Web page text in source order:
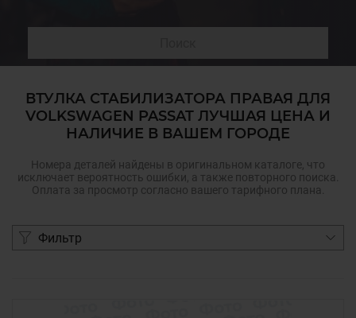
ВТУЛКА СТАБИЛИЗАТОРА ПРАВАЯ ДЛЯ
VOLKSWAGEN PASSAT ЛУЧШАЯ ЦЕНА И
НАЛИЧИЕ В ВАШЕМ ГОРОДЕ
Номера деталей найдены в оригинальном каталоге, что
исключает вероятность ошибки, а также повторного поиска.
Оплата за просмотр согласно вашего тарифного плана.
Фильтр